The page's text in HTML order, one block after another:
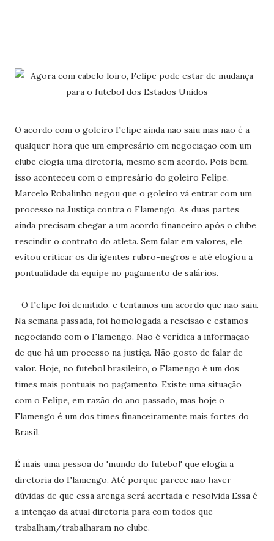
O acordo com o goleiro Felipe ainda não saiu mas não é a
qualquer hora que um empresário em negociação com um
clube elogia uma diretoria, mesmo sem acordo. Pois bem,
isso aconteceu com o empresário do goleiro Felipe.
Marcelo Robalinho negou que o goleiro vá entrar com um
processo na Justiça contra o Flamengo. As duas partes
ainda precisam chegar a um acordo financeiro após o clube
rescindir o contrato do atleta. Sem falar em valores, ele
evitou criticar os dirigentes rubro-negros e até elogiou a
pontualidade da equipe no pagamento de salários.
- O Felipe foi demitido, e tentamos um acordo que não saiu.
Na semana passada, foi homologada a rescisão e estamos
negociando com o Flamengo. Não é verídica a informação
de que há um processo na justiça. Não gosto de falar de
valor. Hoje, no futebol brasileiro, o Flamengo é um dos
times mais pontuais no pagamento. Existe uma situação
com o Felipe, em razão do ano passado, mas hoje o
Flamengo é um dos times financeiramente mais fortes do
Brasil.
É mais uma pessoa do 'mundo do futebol' que elogia a
diretoria do Flamengo. Até porque parece não haver
dúvidas de que essa arenga será acertada e resolvida Essa é
a intenção da atual diretoria para com todos que
trabalham/trabalharam no clube.